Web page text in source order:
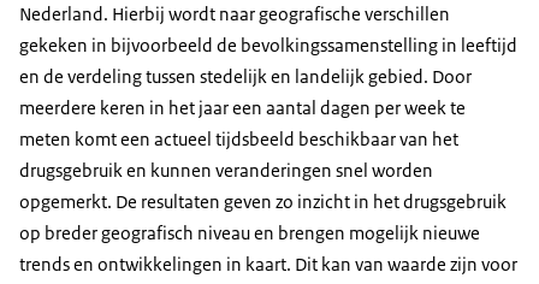
Nederland. Hierbij wordt naar geografische verschillen
gekeken in bijvoorbeeld de bevolkingssamenstelling in leeftijd
en de verdeling tussen stedelijk en landelijk gebied. Door
meerdere keren in het jaar een aantal dagen per week te
meten komt een actueel tijdsbeeld beschikbaar van het
drugsgebruik en kunnen veranderingen snel worden
opgemerkt. De resultaten geven zo inzicht in het drugsgebruik
op breder geografisch niveau en brengen mogelijk nieuwe
trends en ontwikkelingen in kaart. Dit kan van waarde zijn voor